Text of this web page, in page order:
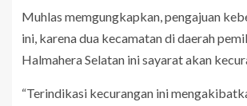
Muhlas memgungkapkan, pengajuan
ini, karena dua kecamatan di daerah
Halmahera Selatan ini sayarat akan
“Terindikasi kecurangan ini